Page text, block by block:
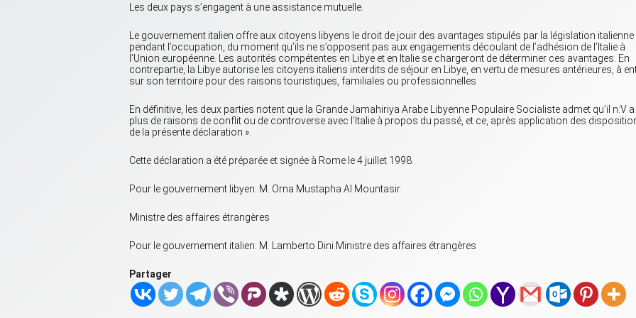
Les deux pays s’engagent à une assistance mutuelle.
Le gouvernement italien offre aux citoyens libyens le droit de jouir des avantages stipulés par la législation italienne
pendant l’occupation, du moment qu’ils ne s’opposent pas aux engagements découlant de l’adhésion de l’Italie à
l’Union européenne. Les autorités compétentes en Libye et en Italie se chargeront de déterminer ces avantages. En
contrepartie, la Libye autorise les citoyens italiens interdits de séjour en Libye, en vertu de mesures antérieures, à
sur son territoire pour des raisons touristiques, familiales ou professionnelles
En définitive, les deux parties notent que la Grande Jamahiriya Arabe Libyenne Populaire Socialiste admet qu’il n:V a
plus de raisons de conflit ou de controverse avec l’Italie à propos du passé, et ce, après application des
de la présente déclaration ».
Cette déclaration a été préparée et signée à Rome le 4 juillet 1998.
Pour le gouvernement libyen: M. Orna Mustapha AI Mountasir
Ministre des affaires étrangères
Pour le gouvernement italien: M. Lamberto Dini Ministre des affaires étrangères
Partager